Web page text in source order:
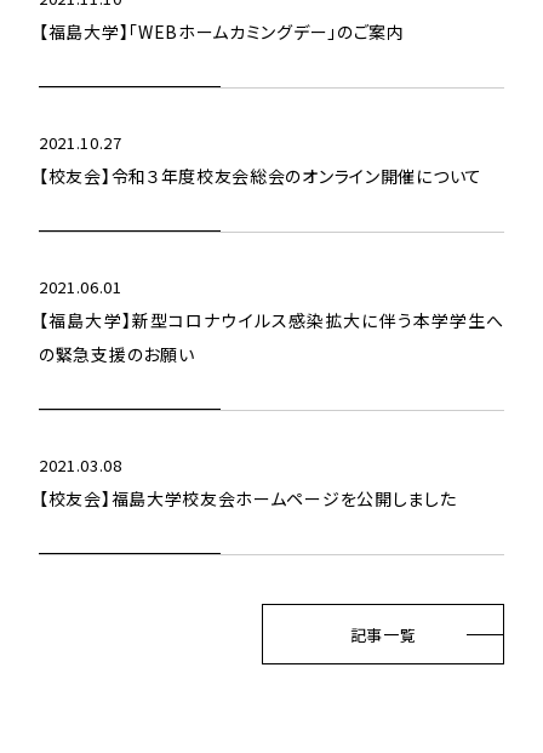
【福島大学】「WEBホームカミングデー」のご案内
2021.10.27
【校友会】令和３年度校友会総会のオンライン開催について
2021.06.01
【福島大学】新型コロナウイルス感染拡大に伴う本学学生へ
の緊急支援のお願い
2021.03.08
【校友会】福島大学校友会ホームページを公開しました
記事一覧